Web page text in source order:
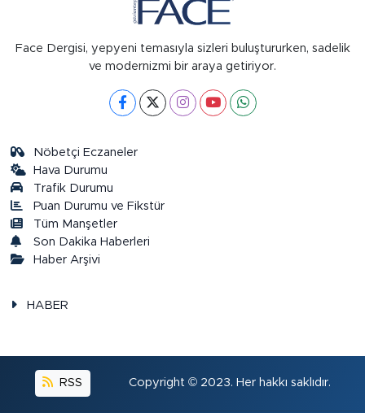
Face Dergisi, yepyeni temasıyla sizleri buluştururken, sadelik
ve modernizmi bir araya getiriyor.
Nöbetçi Eczaneler
Hava Durumu
Trafik Durumu
Puan Durumu ve Fikstür
Tüm Manşetler
Son Dakika Haberleri
Haber Arşivi
HABER
RSS Copyright © 2023. Her hakkı saklıdır.